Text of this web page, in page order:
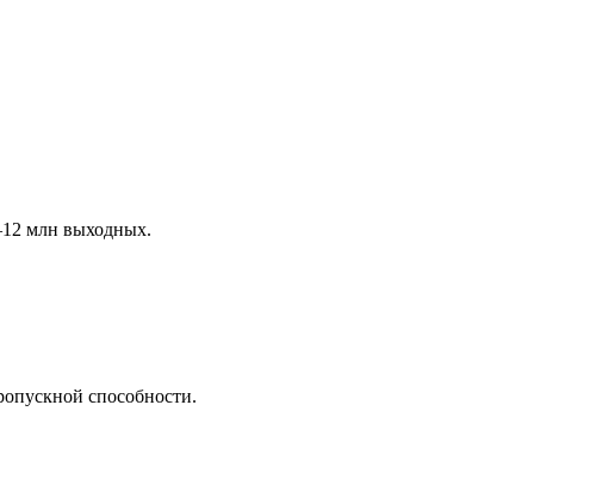
млн выходных.
способности.